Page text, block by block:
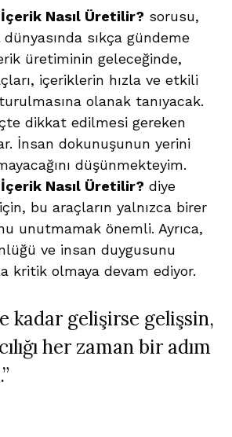
Nasıl Üretilir? sorusu,
sıkça gündeme
üretiminin geleceğinde,
içeriklerin hızla ve etkili
olanak tanıyacak.
dikkat edilmesi gereken
İnsan dokunuşunun yerini
düşünmekteyim.
Nasıl Üretilir? diye
bu araçların yalnızca birer
unutmamak önemli. Ayrıca,
ve insan duygusunu
kritik olmaya devam ediyor.
kadar gelişirse gelişsin,
her zaman bir adım